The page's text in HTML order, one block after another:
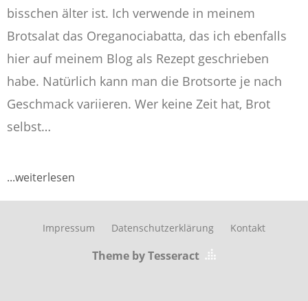
bisschen älter ist. Ich verwende in meinem
Brotsalat das Oreganociabatta, das ich ebenfalls
hier auf meinem Blog als Rezept geschrieben
habe. Natürlich kann man die Brotsorte je nach
Geschmack variieren. Wer keine Zeit hat, Brot
selbst…
...weiterlesen
Impressum Datenschutzerklärung Kontakt
Theme by Tesseract